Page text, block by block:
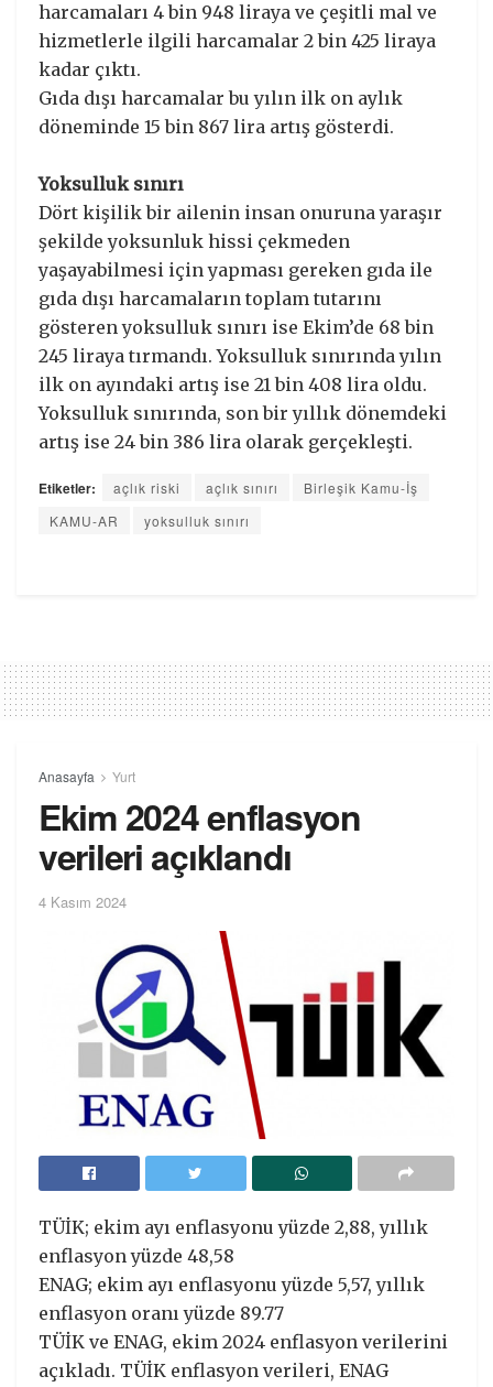
harcamaları 4 bin 948 liraya ve çeşitli mal ve
hizmetlerle ilgili harcamalar 2 bin 425 liraya
kadar çıktı.
Gıda dışı harcamalar bu yılın ilk on aylık
döneminde 15 bin 867 lira artış gösterdi.
Yoksulluk sınırı
Dört kişilik bir ailenin insan onuruna yaraşır
şekilde yoksunluk hissi çekmeden
yaşayabilmesi için yapması gereken gıda ile
gıda dışı harcamaların toplam tutarını
gösteren yoksulluk sınırı ise Ekim’de 68 bin
245 liraya tırmandı. Yoksulluk sınırında yılın
ilk on ayındaki artış ise 21 bin 408 lira oldu.
Yoksulluk sınırında, son bir yıllık dönemdeki
artış ise 24 bin 386 lira olarak gerçekleşti.
Etiketler: açlık riski açlık sınırı
Birleşik Kamu-İş
KAMU-AR
yoksulluk sınırı
Anasayfa Yurt
Ekim 2024 enflasyon
verileri açıklandı
4 Kasım 2024
TÜİK; ekim ayı enflasyonu yüzde 2,88, yıllık
enflasyon yüzde 48,58
ENAG; ekim ayı enflasyonu yüzde 5,57, yıllık
enflasyon oranı yüzde 89.77
TÜİK ve ENAG, ekim 2024 enflasyon verilerini
açıkladı. TÜİK enflasyon verileri, ENAG